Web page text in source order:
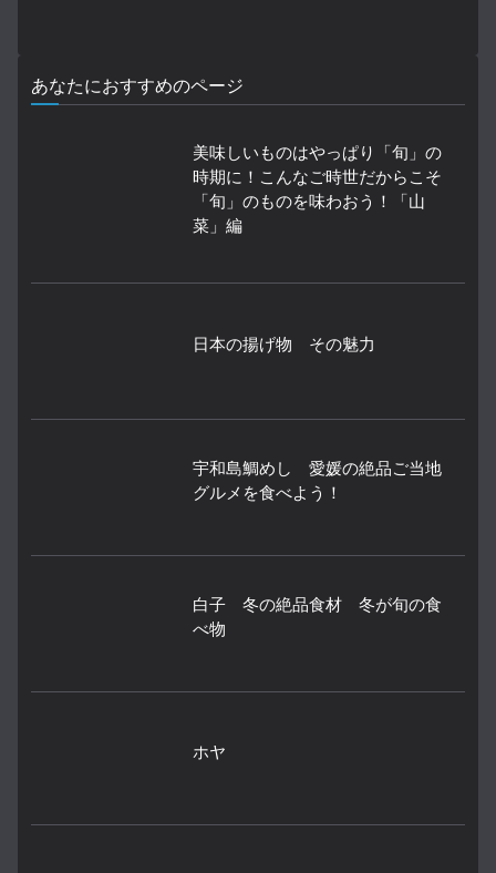
あなたにおすすめのページ
美味しいものはやっぱり「旬」の
時期に！こんなご時世だからこそ
「旬」のものを味わおう！「山
菜」編
日本の揚げ物 その魅力
宇和島鯛めし 愛媛の絶品ご当地
グルメを食べよう！
白子 冬の絶品食材 冬が旬の食
べ物
ホヤ